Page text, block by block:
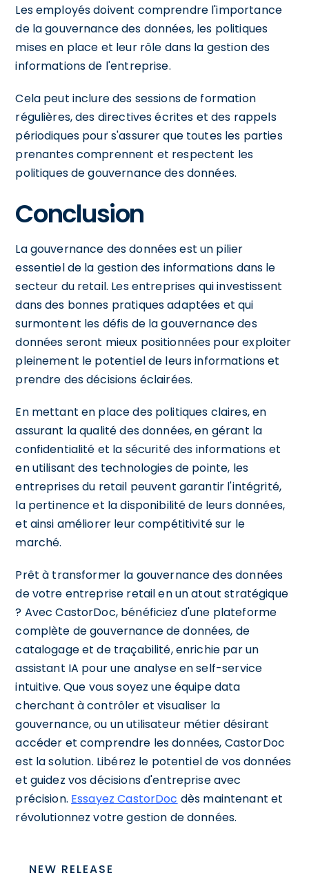
Les employés doivent comprendre l'importance
de la gouvernance des données, les politiques
mises en place et leur rôle dans la gestion des
informations de l'entreprise.
Cela peut inclure des sessions de formation
régulières, des directives écrites et des rappels
périodiques pour s'assurer que toutes les parties
prenantes comprennent et respectent les
politiques de gouvernance des données.
Conclusion
La gouvernance des données est un pilier
essentiel de la gestion des informations dans le
secteur du retail. Les entreprises qui investissent
dans des bonnes pratiques adaptées et qui
surmontent les défis de la gouvernance des
données seront mieux positionnées pour exploiter
pleinement le potentiel de leurs informations et
prendre des décisions éclairées.
En mettant en place des politiques claires, en
assurant la qualité des données, en gérant la
confidentialité et la sécurité des informations et
en utilisant des technologies de pointe, les
entreprises du retail peuvent garantir l'intégrité,
la pertinence et la disponibilité de leurs données,
et ainsi améliorer leur compétitivité sur le
marché.
Prêt à transformer la gouvernance des données
de votre entreprise retail en un atout stratégique
? Avec CastorDoc, bénéficiez d'une plateforme
complète de gouvernance de données, de
catalogage et de traçabilité, enrichie par un
assistant IA pour une analyse en self-service
intuitive. Que vous soyez une équipe data
cherchant à contrôler et visualiser la
gouvernance, ou un utilisateur métier désirant
accéder et comprendre les données, CastorDoc
est la solution. Libérez le potentiel de vos données
et guidez vos décisions d'entreprise avec
précision. Essayez CastorDoc dès maintenant et
révolutionnez votre gestion de données.
NEW RELEASE